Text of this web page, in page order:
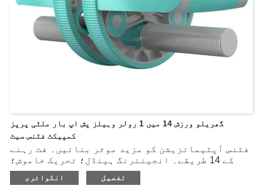
گھریلو ورزش 14 میں 1 رولر وہیلز پش اپ بار ملٹی پرپز
کمپیکٹ فٹنس سیٹ
فٹنس آپٹیمائزیشن کو مزید موثر بنائیں۔ فٹ رہنے
کے 14 طریقے۔ انجینئرنگ ہینڈل؛ تحریک خاموش؛
استحکام اور حفاظت؛ مردوں اور عورتوں دونوں کے
انکوائری تفصیل